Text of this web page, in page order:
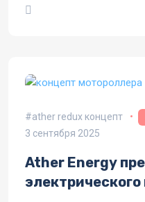
ather redux концепт
3 сентября 2025
Ather Energy